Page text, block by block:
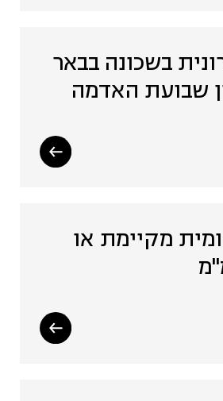
בשכונה בבאר
שבועת האדמה
מקיימת או